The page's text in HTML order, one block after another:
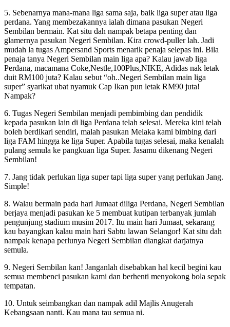
5. Sebenarnya mana-mana liga sama saja, baik liga super atau liga
perdana. Yang membezakannya ialah dimana pasukan Negeri
Sembilan bermain. Kat situ dah nampak betapa penting dan
glamernya pasukan Negeri Sembilan. Kira crowd-puller lah. Jadi
mudah la tugas Ampersand Sports menarik penaja selepas ini. Bila
penaja tanya Negeri Sembilan main liga apa? Kalau jawab liga
Perdana, macamana Coke,Nestle,100Plus,NIKE, Adidas nak letak
duit RM100 juta? Kalau sebut “oh..Negeri Sembilan main liga
super” syarikat ubat nyamuk Cap Ikan pun letak RM90 juta!
Nampak?
6. Tugas Negeri Sembilan menjadi pembimbing dan pendidik
kepada pasukan lain di liga Perdana telah selesai. Mereka kini telah
boleh berdikari sendiri, malah pasukan Melaka kami bimbing dari
liga FAM hingga ke liga Super. Apabila tugas selesai, maka kenalah
pulang semula ke pangkuan liga Super. Jasamu dikenang Negeri
Sembilan!
7. Jang tidak perlukan liga super tapi liga super yang perlukan Jang.
Simple!
8. Walau bermain pada hari Jumaat diliga Perdana, Negeri Sembilan
berjaya menjadi pasukan ke 5 membuat kutipan terbanyak jumlah
pengunjung stadium musim 2017. Itu main hari Jumaat, sekarang
kau bayangkan kalau main hari Sabtu lawan Selangor! Kat situ dah
nampak kenapa perlunya Negeri Sembilan diangkat darjatnya
semula.
9. Negeri Sembilan kan! Janganlah disebabkan hal kecil begini kau
semua membenci pasukan kami dan berhenti menyokong bola sepak
tempatan.
10. Untuk seimbangkan dan nampak adil Majlis Anugerah
Kebangsaan nanti. Kau mana tau semua ni.